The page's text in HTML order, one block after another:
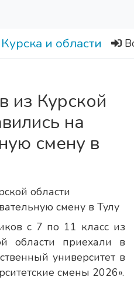
из Курской
на
смену в
с 7 по 11 класс из
области приехали в
университет в
смены 2026».